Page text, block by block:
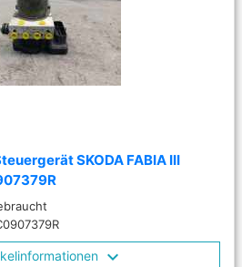
SKODA FABIA III